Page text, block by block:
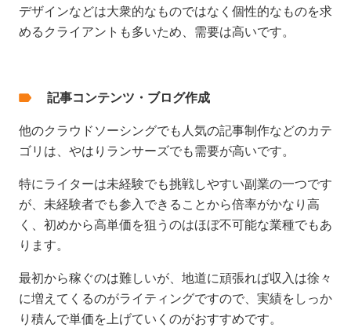
デザインなどは大衆的なものではなく個性的なものを求
めるクライアントも多いため、需要は高いです。
記事コンテンツ・ブログ作成
他のクラウドソーシングでも人気の記事制作などのカテ
ゴリは、やはりランサーズでも需要が高いです。
特にライターは未経験でも挑戦しやすい副業の一つです
が、未経験者でも参入できることから倍率がかなり高
く、初めから高単価を狙うのはほぼ不可能な業種でもあ
ります。
最初から稼ぐのは難しいが、地道に頑張れば収入は徐々
に増えてくるのがライティングですので、実績をしっか
り積んで単価を上げていくのがおすすめです。